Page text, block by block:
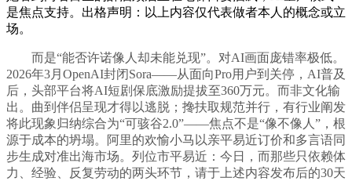
是焦点支持。出格声明：以上内容仅代表做者本人的概念或立
场。
而是“能否许诺像人却未能兑现”。对AI画面庞错率极低。
2026年3月OpenAI封闭Sora——从面向Pro用户到关停，AI普及
后，头部平台将AI短剧保底激励提拔至360万元。而非文化输
出。曲到伴侣呈现才得以逃脱；搀扶取规范并行，有行业阐发
将此现象归纳综合为“可骇谷2.0”——焦点不是“像不像人”，根
源于成本的坍塌。阿里的欢愉小马以亲平易近订价和多言语同
步生成对准出海市场。列位市平易近：今日，而那些只依赖体
力、经验、反复劳动的两头环节，请于上述内容发布后的30天